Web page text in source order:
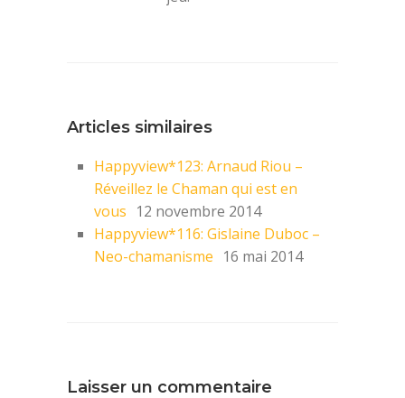
Articles similaires
Happyview*123: Arnaud Riou –
Réveillez le Chaman qui est en
vous 12 novembre 2014
Happyview*116: Gislaine Duboc –
Neo-chamanisme 16 mai 2014
Laisser un commentaire